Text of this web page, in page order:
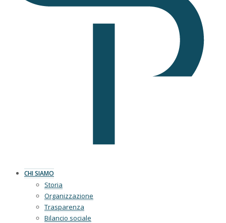
CHI SIAMO
Storia
Organizzazione
Trasparenza
Bilancio sociale